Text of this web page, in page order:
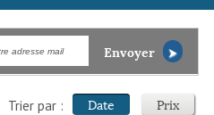
Envoyer
Trier par : Date Prix